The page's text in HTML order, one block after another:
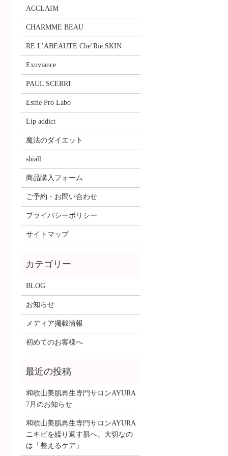
ACCLAIM
CHARMME BEAU
RE L’ABEAUTE Che’Rie SKIN
Exuviance
PAUL SCERRI
Esthe Pro Labo
Lip addict
魔法のダイエット
shiall
商品購入フォーム
ご予約・お問い合わせ
プライバシーポリシー
サイトマップ
BLOG
お知らせ
メディア掲載情報
初めてのお客様へ
和歌山美肌再生専門サロンAYURA
7月のお知らせ
和歌山美肌再生専門サロンAYURA
ニキビを繰り返す肌へ。大切なの
は「整えるケア」